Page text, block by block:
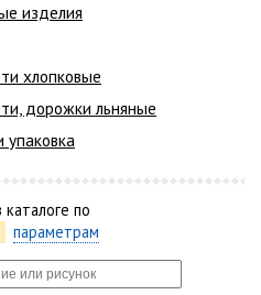
изделия
хлопковые
дорожки льняные
упаковка
каталоге по
параметрам